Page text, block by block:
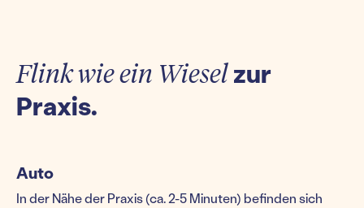
Flink wie ein Wieselzur
Praxis.
Auto
In der Nähe der Praxis (ca. 2-5 Minuten) befinden sich